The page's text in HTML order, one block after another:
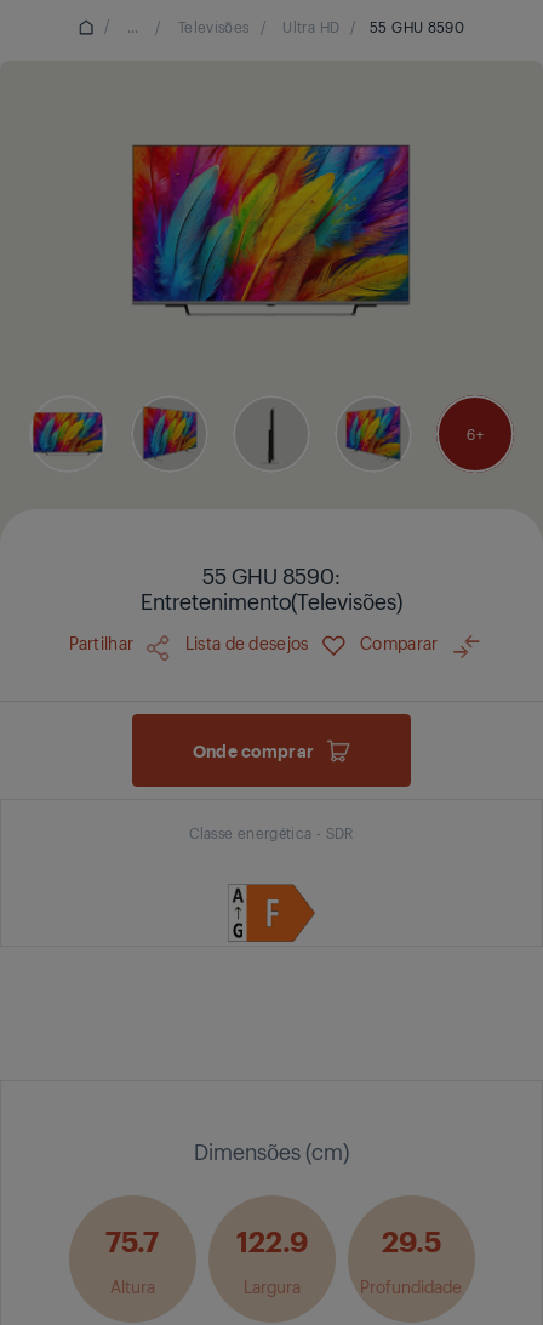
/ ... / Televisões / Ultra HD / 55 GHU 8590
6
55 GHU 8590:
Entretenimento(Televisões)
Partilhar Lista de desejos Comparar
Onde comprar
Classe energética - SDR
Dimensões (cm)
75.7
Altura
122.9
Largura
29.5
Profundidade